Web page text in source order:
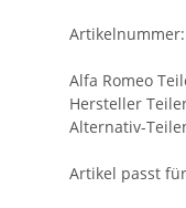
Alfa Romeo
Hersteller
Alternativ-
Artikel passt für